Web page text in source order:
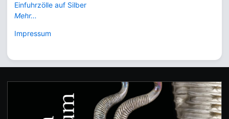
Einfuhrzölle auf Silber
Mehr...
Impressum